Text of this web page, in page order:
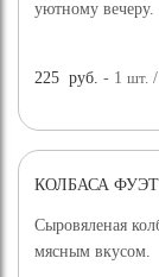
уютному вечеру.
225 руб. - 1шт.
КОЛБАСА ФУЭТ
Сыровяленая
мясным вкусом.